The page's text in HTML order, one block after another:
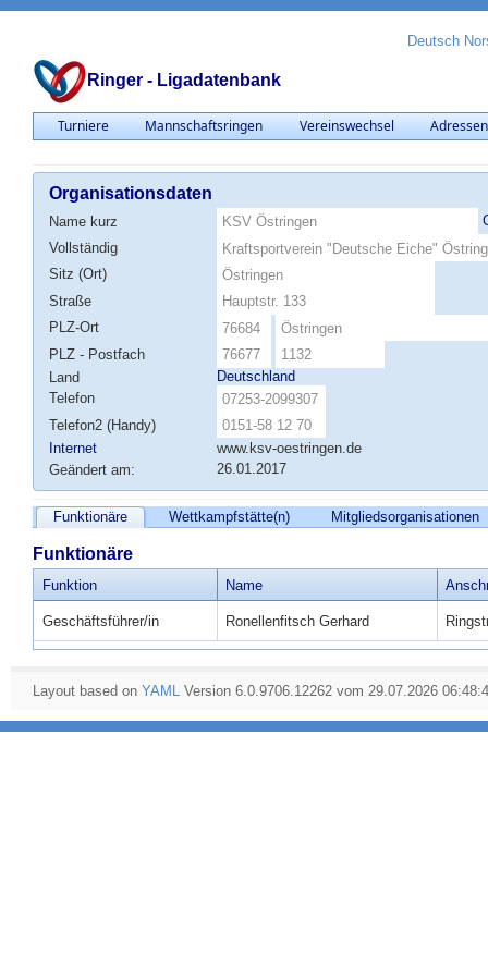
Ringer - Ligadatenbank
Deutsch
Turniere Mannschaftsringen Vereinswechsel Adressen
Organisationsdaten
Name kurz
Vollständig
Sitz (Ort)
Straße
PLZ-Ort
PLZ - Postfach
Land
Deutschland
Telefon
Telefon2 (Handy)
Internet
www.ksv-oestringen.de
Geändert am:
26.01.2017
Funktionäre Wettkampfstätte(n) Mitgliedsorganisationen
Funktionäre
Funktion Name
Geschäftsführer/in Ronellenfitsch Gerhard
Layout based on YAML Version 6.0.9706.12262 vom 29.07.2026